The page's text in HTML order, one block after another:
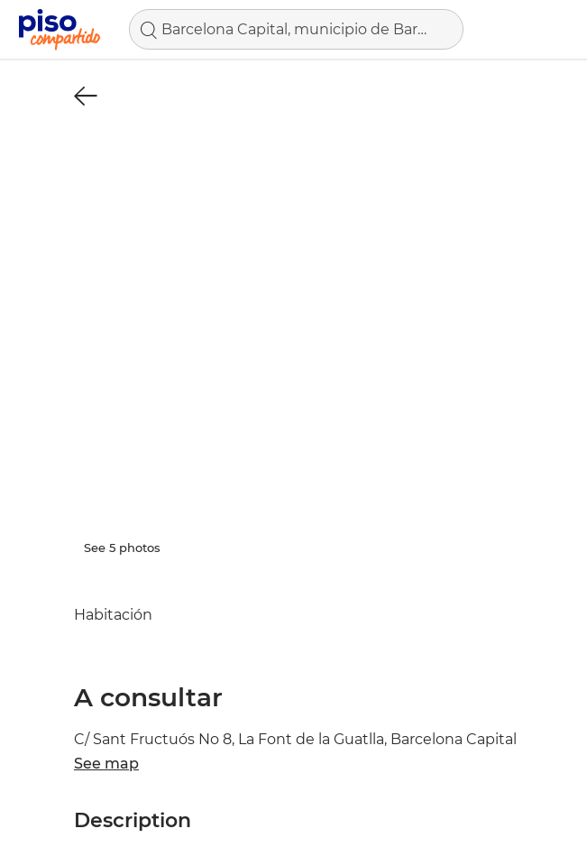
Barcelona Capital, municipio de Barcelona
See 5 photos
Habitación
A consultar
C/ Sant Fructuós No 8, La Font de la Guatlla, Barcelona Capital
See map
Description